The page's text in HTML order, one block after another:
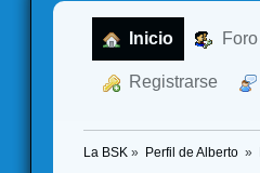
Inicio Foro
Registrarse
La BSK » Perfil de Alberto »